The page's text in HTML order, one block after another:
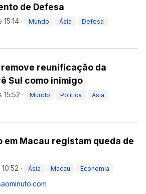
de Defesa
· Mundo Ásia Defesa
reunificação da
Sul como inimigo
· Mundo Política Ásia
em Macau registam queda de
· Ásia Macau Economia